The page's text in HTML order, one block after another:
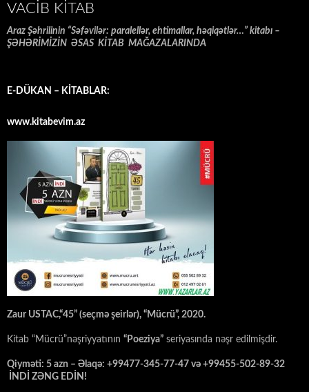
VACIB KITAB
Araz Şəhrilinin “Səfəvilər: paralellər, ehtimallar, həqiqətlər…” kitabı –
ŞƏHƏRİMİZİN ƏSAS KİTAB MAĞAZALARINDA
E-DÜKAN – KİTABLAR:
www.kitabevim.az
Zaur USTAC,“45” (seçmə şeirlər), “Mücrü”, 2020.
Kitab “Mücrü”nəşriyyatının “Poeziya” seriyasında nəşr edilmişdir.
Qiyməti: 5 azn – Əlaqə: +99477-345-77-47 və +99455-502-89-32
İNDİ ZƏNG EDİN!